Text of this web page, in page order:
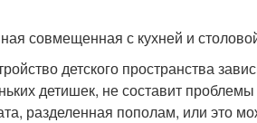
совмещенная с кухней и
детского пространства
детишек, не составит
разделенная пополам, или это